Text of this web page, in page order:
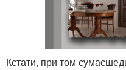
Кстати, при том